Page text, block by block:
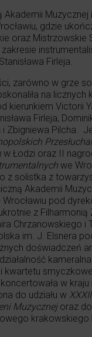
Muzycznej
gdzie
oraz Mistrzowskie
Firleja.
zarówno w grze
na licznych
kierunkiem Victorii
Firleja,
i Zbigniewa Pilcha.
w Łodzi oraz II
we
z solistka z
Akademii
pod
z Filharmonią
Chrzanowskiego i
im. J. Elsnera
doświadczeń
kwartetu
w kraju
do udziału w
Muzycznejoraz do